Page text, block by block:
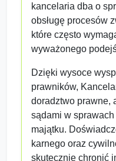
kancelaria dba o
obsługę procesów
które często
wyważonego
Dzięki wysoce
prawników,
doradztwo prawne,
sądami w
majątku.
karnego oraz
skutecznie chronić